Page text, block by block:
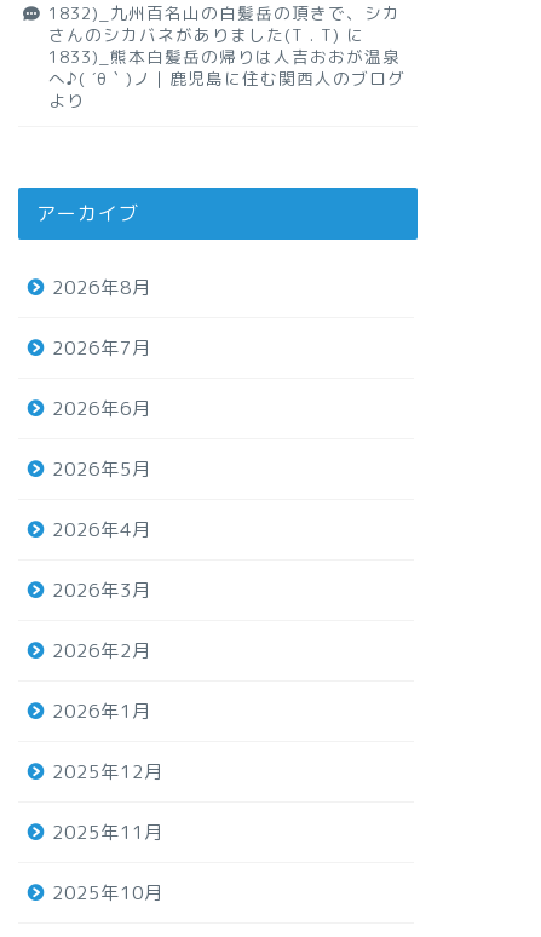
1832)_九州百名山の白髪岳の頂きで、シカ
さんのシカバネがありました(T . T) に
1833)_熊本白髪岳の帰りは人吉おおが温泉
へ♪( ´θ｀)ノ｜鹿児島に住む関西人のブログ
より
アーカイブ
2026年8月
2026年7月
2026年6月
2026年5月
2026年4月
2026年3月
2026年2月
2026年1月
2025年12月
2025年11月
2025年10月